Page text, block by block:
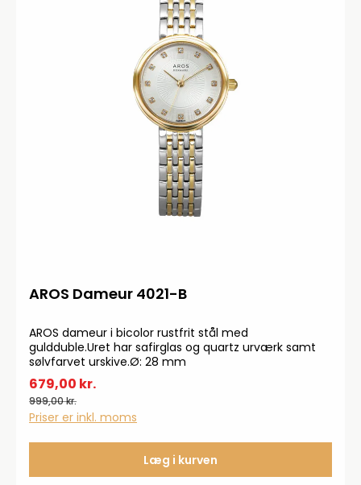
AROS Dameur 4021-B
AROS dameur i bicolor rustfrit stål med
guldduble.Uret har safirglas og quartz urværk samt
sølvfarvet urskive.Ø: 28 mm
679,00 kr.
999,00 kr.
Priser er inkl. moms
Læg i kurven